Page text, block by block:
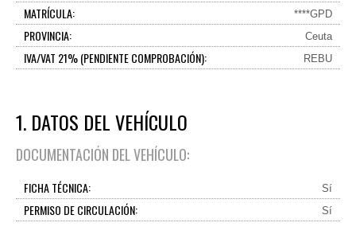
MATRÍCULA: ****GPD
PROVINCIA: Ceuta
IVA/VAT 21% (PENDIENTE COMPROBACIÓN): REBU
1. DATOS DEL VEHÍCULO
DOCUMENTACIÓN DEL VEHÍCULO:
FICHA TÉCNICA: Sí
PERMISO DE CIRCULACIÓN: Sí